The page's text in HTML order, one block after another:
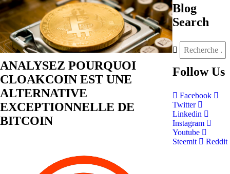
ANALYSEZ POURQUOI
CLOAKCOIN EST UNE
ALTERNATIVE
EXCEPTIONNELLE DE
BITCOIN
Blog
Search
Follow Us
Facebook
Twitter
Linkedin
Instagram
Youtube
Steemit
Reddit